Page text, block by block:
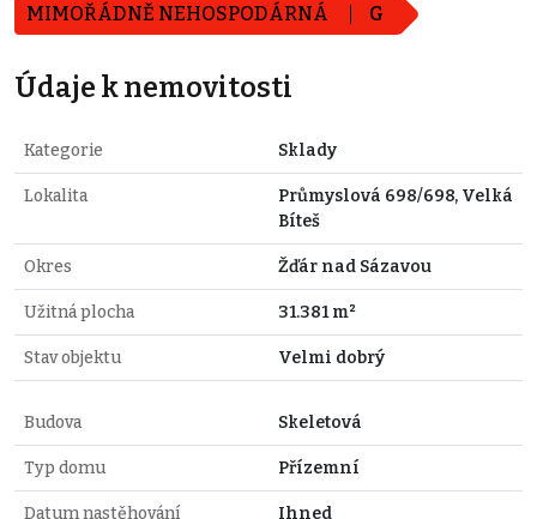
MIMOŘÁDNĚ NEHOSPODÁRNÁ G
Údaje k nemovitosti
Kategorie Sklady
Lokalita
Průmyslová 698/698, Velká
Bíteš
Okres Žďár nad Sázavou
Užitná plocha 31.381 m²
Stav objektu Velmi dobrý
Budova Skeletová
Typ domu Přízemní
Datum nastěhování Ihned